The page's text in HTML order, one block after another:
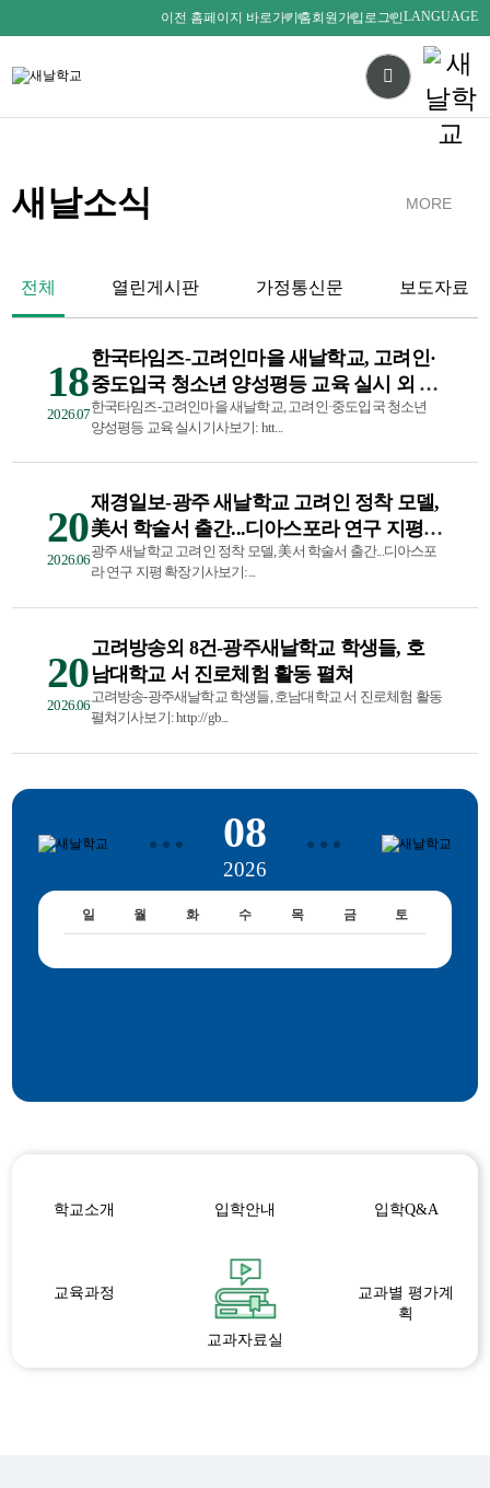
이전 홈페이지 바로가기홈회원가입 로그인LANGUAGE
새날소식 MORE
전체 열린게시판 가정통신문 보도자료
18
2026.07
한국타임즈-고려인마을 새날학교, 고려인·
중도입국 청소년 양성평등 교육 실시 외 6
건
한국타임즈-고려인마을 새날학교, 고려인·중도입국 청소년
양성평등 교육 실시기사보기: htt...
20
2026.06
재경일보-광주 새날학교 고려인 정착 모델,
美서 학술서 출간...디아스포라 연구 지평
확장
광주 새날학교 고려인 정착 모델, 美서 학술서 출간...디아스포
라 연구 지평 확장기사보기:...
20
2026.06
고려방송외 8건-광주새날학교 학생들, 호
남대학교 서 진로체험 활동 펼쳐
고려방송-광주새날학교 학생들, 호남대학교 서 진로체험 활동
펼쳐기사보기: http://gb...
08
2026
일 월 화 수 목 금 토
학교소개 입학안내 입학Q&A
교육과정
교과자료실
교과별 평가계
획